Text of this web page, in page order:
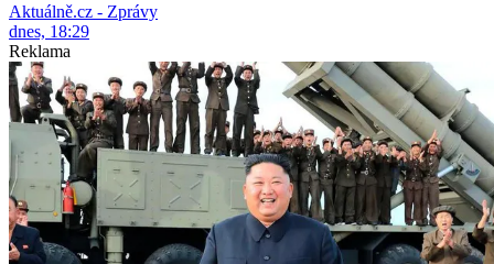
Aktuálně.cz - Zprávy
dnes, 18:29
Reklama